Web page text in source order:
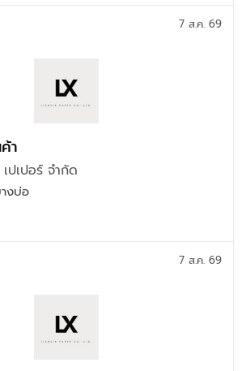
า
ปเปอร์ จำกัด
7 ส.ค. 69
งบ่อ
7 ส.ค. 69